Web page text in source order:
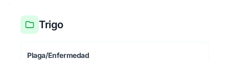
Trigo
Plaga/Enfermedad